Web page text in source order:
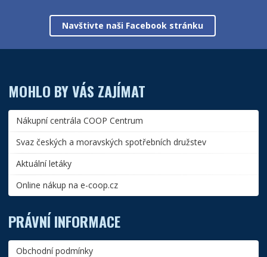
Navštivte naši Facebook stránku
MOHLO BY VÁS ZAJÍMAT
Nákupní centrála COOP Centrum
Svaz českých a moravských spotřebních družstev
Aktuální letáky
Online nákup na e-coop.cz
PRÁVNÍ INFORMACE
Obchodní podmínky